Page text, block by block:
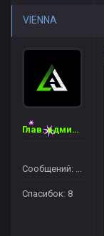
VIENNA
Глав. администратор
Сообщений: 46
Спасибок: 8